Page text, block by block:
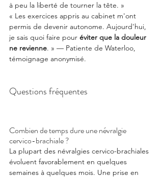
à peu la liberté de tourner la tête. »
« Les exercices appris au cabinet m'ont
permis de devenir autonome. Aujourd'hui,
je sais quoi faire pour éviter que la douleur
ne revienne. » — Patiente de Waterloo,
témoignage anonymisé.
Questions fréquentes
Combien de temps dure une névralgie
cervico-brachiale ?
La plupart des névralgies cervico-brachiales
évoluent favorablement en quelques
semaines à quelques mois. Une prise en